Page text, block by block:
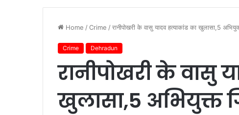
Home /Crime /रानीपोखरी के वासु यादव हत्याकांड का खुलासा,5
Crime Dehradun
रानीपोखरी के वासु
खुलासा,5 अभियुक्त